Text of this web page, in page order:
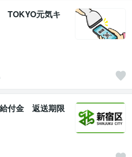
TOKYO元気キ
付金 返送期限